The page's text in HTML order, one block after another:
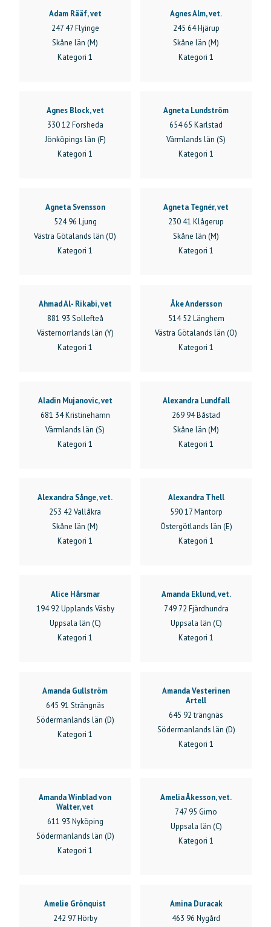
Jämtlands län (Z)
Jönköpings län (F)
Kalmar län (H)
Kronobergs län (G)
Södermanlands län (D)
Uppsala län (C)
Värmlands län (S)
Västerbottens län (AC)
Örebro län (T)
Östergötlands län (E)
Rensa filter
Adam Rääf, vet
247 47 Flyinge
Skåne län (M)
Kategori 1
Agnes Alm, vet.
245 64 Hjärup
Skåne län (M)
Kategori 1
Agnes Block, vet
330 12 Forsheda
Jönköpings län (F)
Kategori 1
Agneta Lundström
654 65 Karlstad
Värmlands län (S)
Kategori 1
Agneta Svensson
524 96 Ljung
Västra Götalands län (O)
Kategori 1
Agneta Tegnér, vet
230 41 Klågerup
Skåne län (M)
Kategori 1
Ahmad Al- Rikabi, vet
881 93 Sollefteå
Västernorrlands län (Y)
Kategori 1
Åke Andersson
514 52 Länghem
Västra Götalands län (O)
Kategori 1
Aladin Mujanovic, vet
681 34 Kristinehamn
Värmlands län (S)
Kategori 1
Alexandra Lundfall
269 94 Båstad
Skåne län (M)
Kategori 1
Alexandra Sånge, vet.
253 42 Vallåkra
Skåne län (M)
Kategori 1
Alexandra Thell
590 17 Mantorp
Östergötlands län (E)
Kategori 1
Alice Hårsmar
194 92 Upplands Väsby
Uppsala län (C)
Kategori 1
Amanda Eklund, vet.
749 72 Fjärdhundra
Uppsala län (C)
Kategori 1
Amanda Gullström
645 91 Strängnäs
Södermanlands län (D)
Kategori 1
Amanda Vesterinen
Artell
645 92 trängnäs
Södermanlands län (D)
Kategori 1
Amanda Winblad von
Walter, vet
611 93 Nyköping
Södermanlands län (D)
Kategori 1
Amelia Åkesson, vet.
747 95 Gimo
Uppsala län (C)
Kategori 1
Amelie Grönquist
242 97 Hörby
Amina Duracak
463 96 Nygård